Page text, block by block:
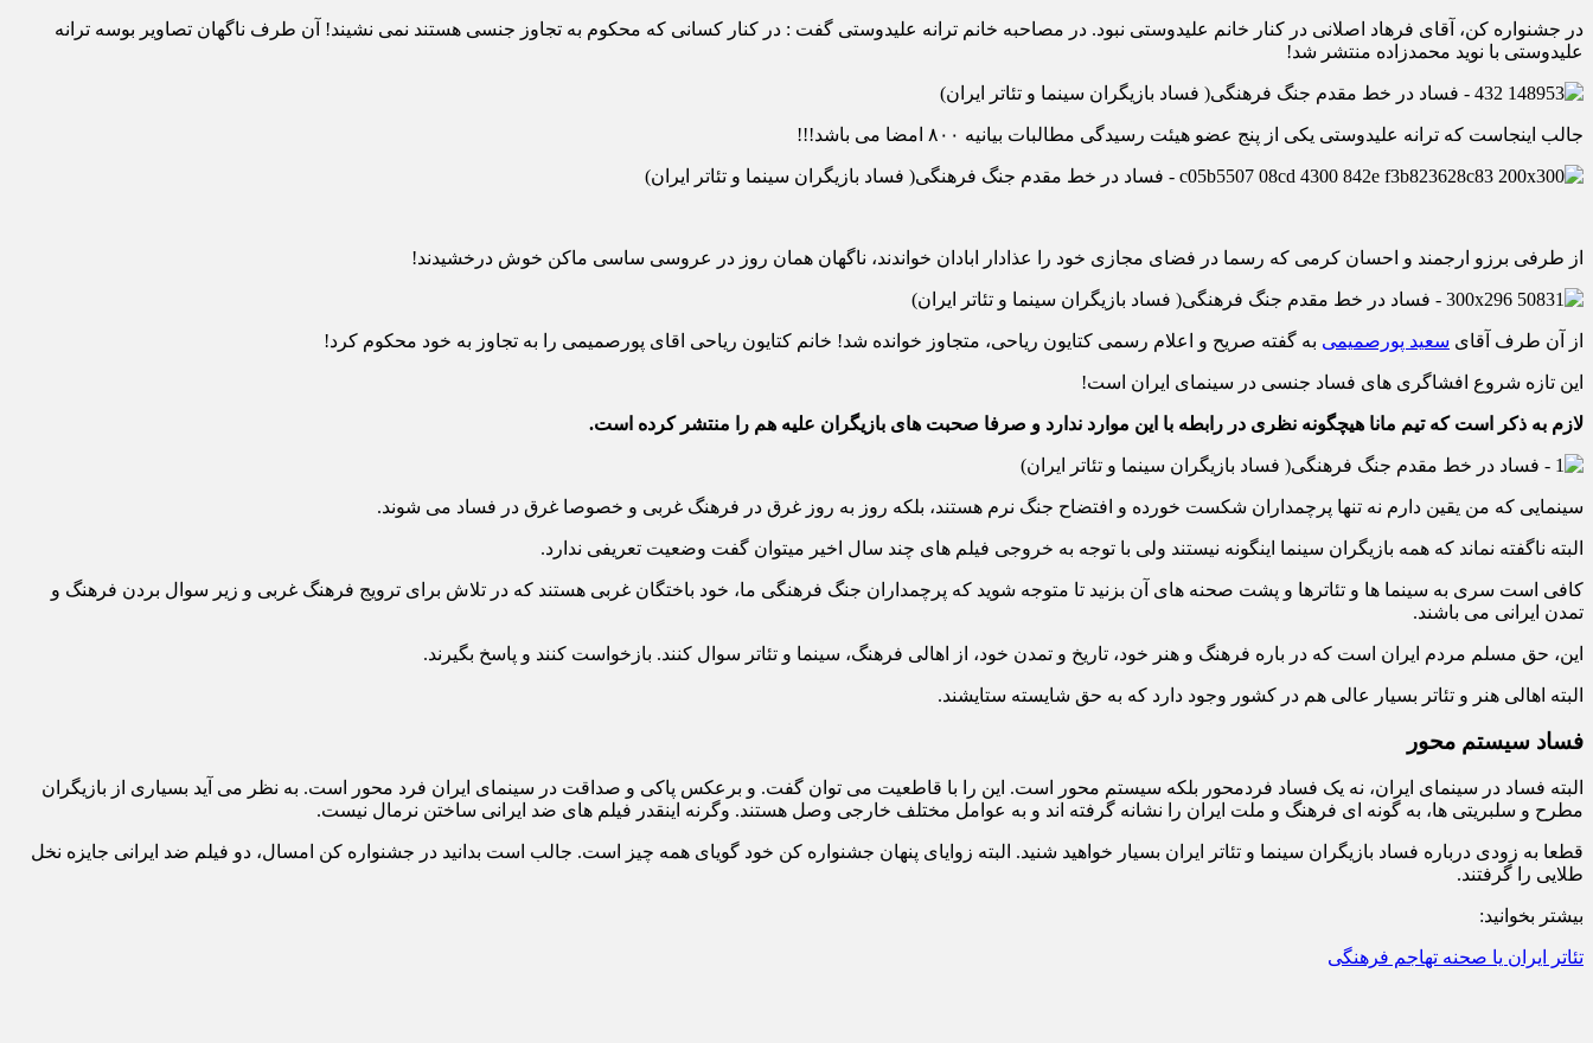
در جشنواره کن، آقای فرهاد اصلانی در کنار خانم علیدوستی نبود. در مصاحبه خانم ترانه علیدوستی گفت : در کنار کسانی که محکوم به تجاوز جنسی هستند نمی نشیند! آن طرف ناگهان تصاویر بوسه ترانه
علیدوستی با نوید محمدزاده منتشر شد!
جالب اینجاست که ترانه علیدوستی یکی از پنج عضو هیئت رسیدگی مطالبات بیانیه ۸۰۰ امضا می باشد!!!
از طرفی برزو ارجمند و احسان کرمی که رسما در فضای مجازی خود را عذادار ابادان خواندند، ناگهان همان روز در عروسی ساسی ماکن خوش درخشیدند!
از آن طرف آقای سعید پورصمیمی به گفته صریح و اعلام رسمی کتایون ریاحی، متجاوز خوانده شد! خانم کتایون ریاحی اقای پورصمیمی را به تجاوز به خود محکوم کرد!
این تازه شروع افشاگری های فساد جنسی در سینمای ایران است!
لازم به ذکر است که تیم مانا هیچگونه نظری در رابطه با این موارد ندارد و صرفا صحبت های بازیگران علیه هم را منتشر کرده است.
سینمایی که من یقین دارم نه تنها پرچمداران شکست خورده و افتضاح جنگ نرم هستند، بلکه روز به روز غرق در فرهنگ غربی و خصوصا غرق در فساد می شوند.
البته ناگفته نماند که همه بازیگران سینما اینگونه نیستند ولی با توجه به خروجی فیلم های چند سال اخیر میتوان گفت وضعیت تعریفی ندارد.
کافی است سری به سینما ها و تئاترها و پشت صحنه های آن بزنید تا متوجه شوید که پرچمداران جنگ فرهنگی ما، خود باختگان غربی هستند که در تلاش برای ترویج فرهنگ غربی و زیر سوال بردن فرهنگ و
تمدن ایرانی می باشند.
این، حق مسلم مردم ایران است که در باره فرهنگ و هنر خود، تاریخ و تمدن خود، از اهالی فرهنگ، سینما و تئاتر سوال کنند. بازخواست کنند و پاسخ بگیرند.
البته اهالی هنر و تئاتر بسیار عالی هم در کشور وجود دارد که به حق شایسته ستایشند.
فساد سیستم محور
البته فساد در سینمای ایران، نه یک فساد فردمحور بلکه سیستم محور است. این را با قاطعیت می توان گفت. و برعکس پاکی و صداقت در سینمای ایران فرد محور است. به نظر می آید بسیاری از بازیگران
مطرح و سلبریتی ها، به گونه ای فرهنگ و ملت ایران را نشانه گرفته اند و به عوامل مختلف خارجی وصل هستند. وگرنه اینقدر فیلم های ضد ایرانی ساختن نرمال نیست.
قطعا به زودی درباره فساد بازیگران سینما و تئاتر ایران بسیار خواهید شنید. البته زوایای پنهان جشنواره کن خود گویای همه چیز است. جالب است بدانید در جشنواره کن امسال، دو فیلم ضد ایرانی جایزه نخل
طلایی را گرفتند.
بیشتر بخوانید:
تئاتر ایران یا صحنه تهاجم فرهنگی